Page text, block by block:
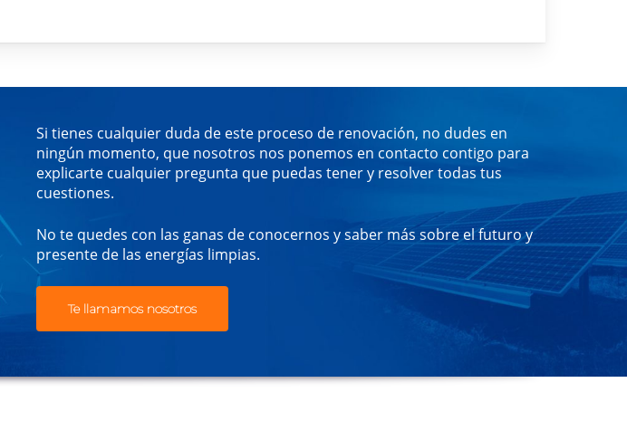
Si tienes cualquier duda de este proceso de renovación, no dudes en
ningún momento, que nosotros nos ponemos en contacto contigo para
explicarte cualquier pregunta que puedas tener y resolver todas tus
cuestiones.
No te quedes con las ganas de conocernos y saber más sobre el futuro y
presente de las energías limpias.
Te llamamos nosotros